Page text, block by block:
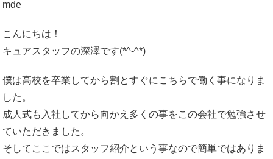
mde
こんにちは！
キュアスタッフの深澤です(*^-^*)
僕は高校を卒業してから割とすぐにこちらで働く事になりま
した。
成人式も入社してから向かえ多くの事をこの会社で勉強させ
ていただきました。
そしてここではスタッフ紹介という事なので簡単ではありま